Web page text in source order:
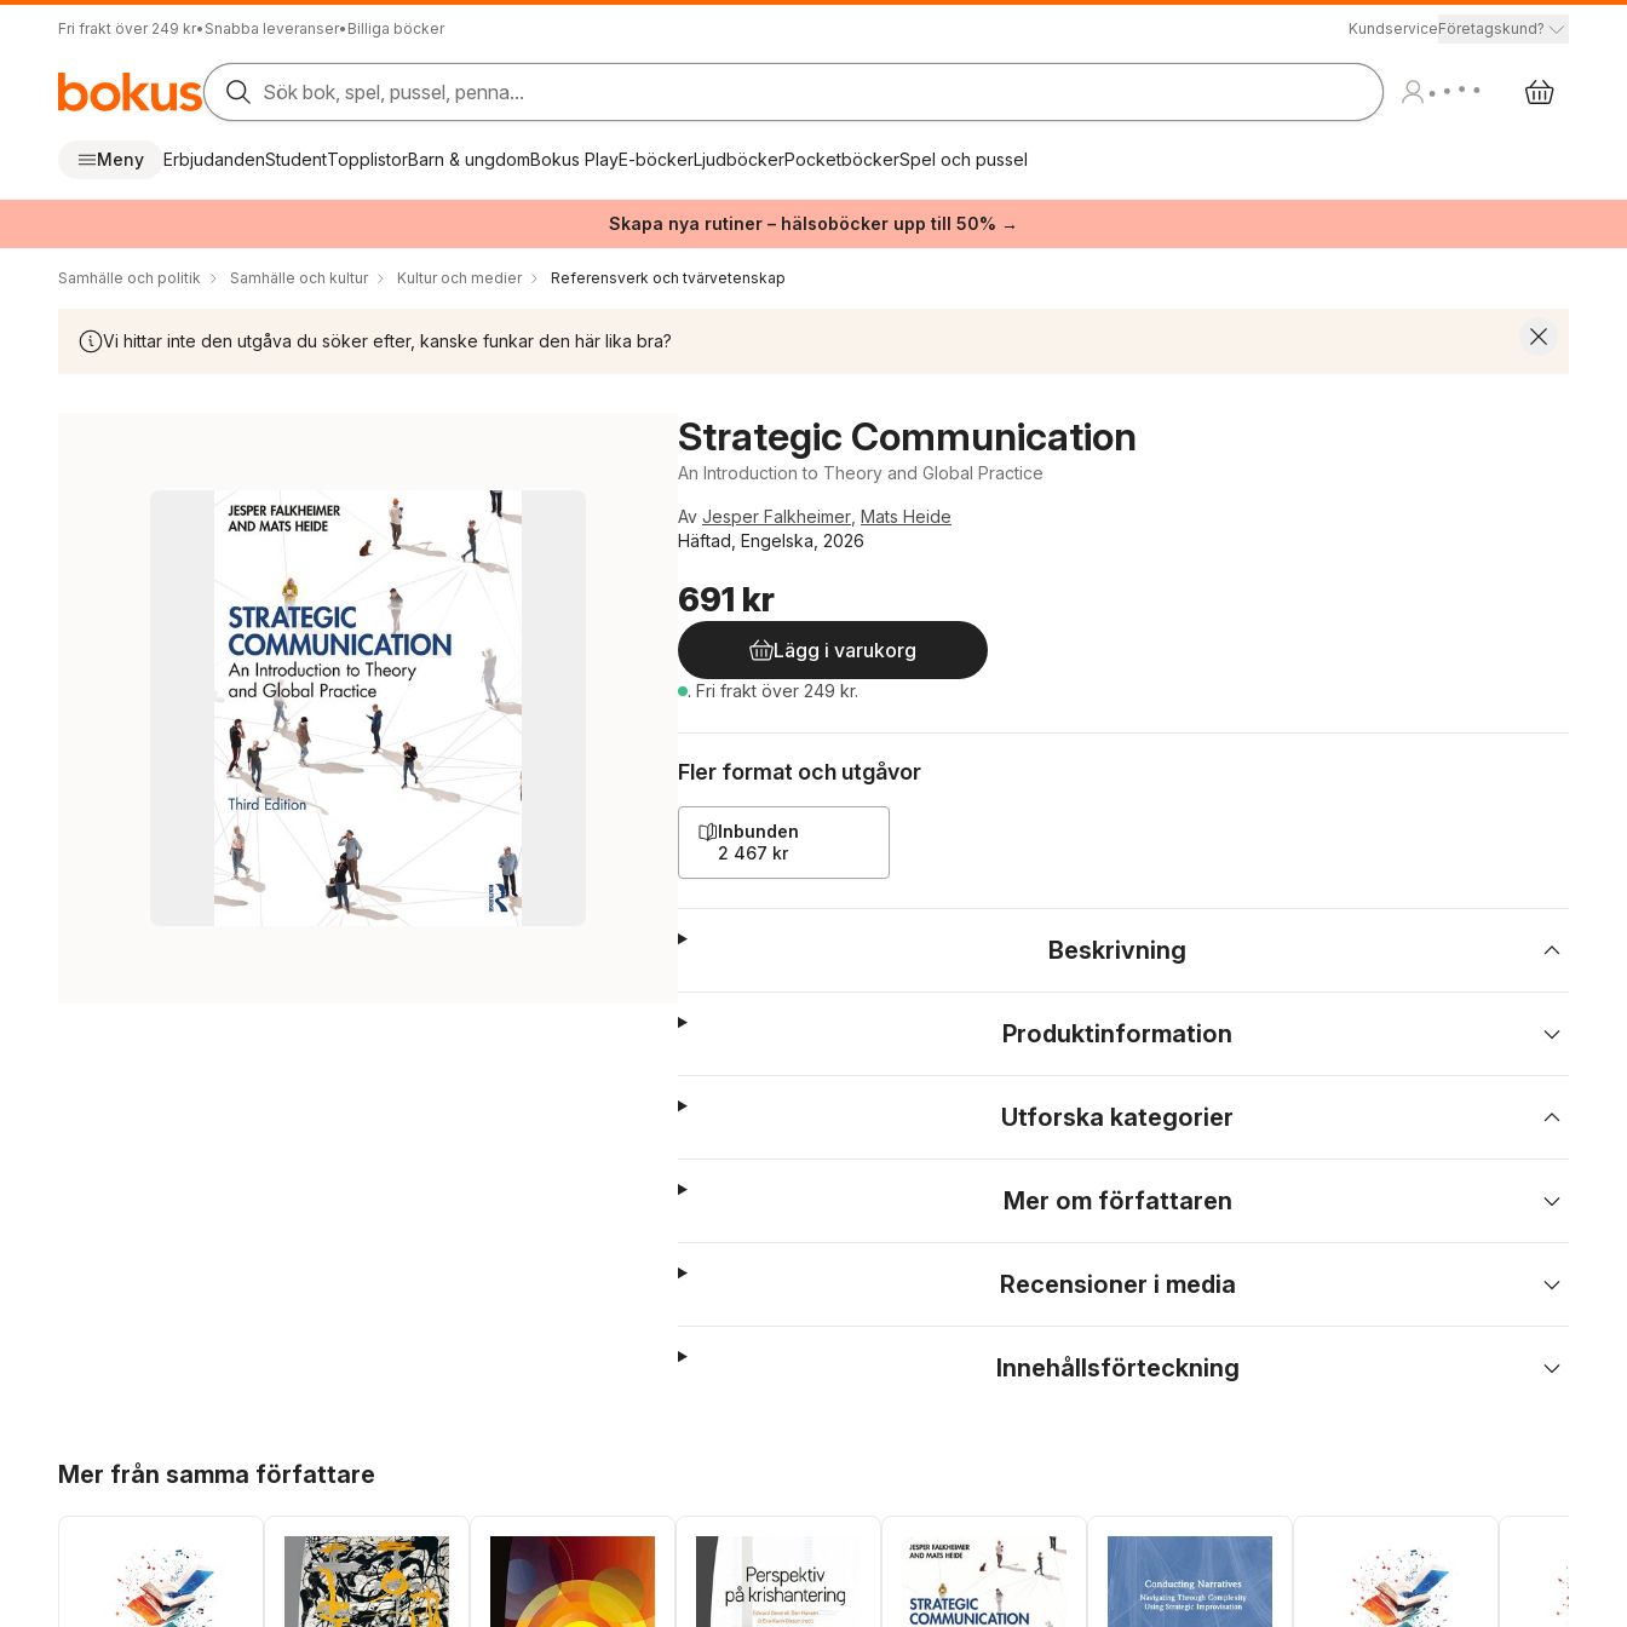
Fri frakt över 249 kr• Snabba leveranser• Billiga böcker KundserviceFöretagskund?
Sök bok, spel, pussel, penna...
Meny ErbjudandenStudentTopplistorBarn & ungdomBokus PlayE-böckerLjudböckerPocketböckerSpel och pussel
Skapa nya rutiner – hälsoböcker upp till 50% →
Samhälle och politik Samhälle och kultur Kultur och medier Referensverk och tvärvetenskap
Vi hittar inte den utgåva du söker efter, kanske funkar den här lika bra?
Strategic Communication
An Introduction to Theory and Global Practice
Av Jesper Falkheimer Mats Heide
Häftad, Engelska, 2026
691 kr
Lägg i varukorg
. Fri frakt över 249 kr.
Fler format och utgåvor
Inbunden
2 467 kr
Beskrivning
Produktinformation
Utforska kategorier
Mer om författaren
Recensioner i media
Innehållsförteckning
Mer från samma författare